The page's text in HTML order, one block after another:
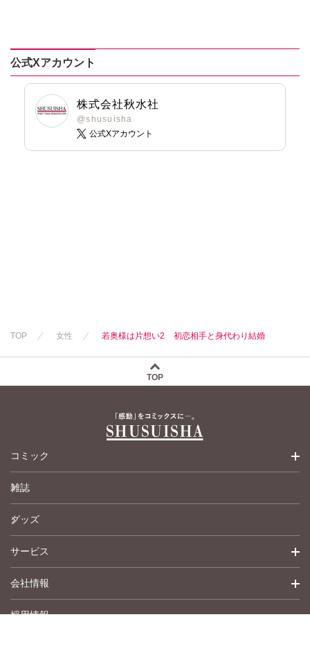
公式Xアカウント
株式会社秋水社
@shusuisha
公式Xアカウント
TOP 女性 若奥様は片想い2 初恋相手と身代わり結婚
TOP
コミック
少女コミック
女性コミック
ペットコミック
青年コミック
英語版コミック
雑誌
グッズ
サービス
詳細検索
履歴
会社情報
トップメッセージ
採用情報